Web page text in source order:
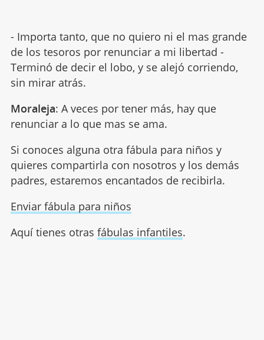
- Importa tanto, que no quiero ni el mas grande
de los tesoros por renunciar a mi libertad -
Terminó de decir el lobo, y se alejó corriendo,
sin mirar atrás.
Moraleja: A veces por tener más, hay que
renunciar a lo que mas se ama.
Si conoces alguna otra fábula para niños y
quieres compartirla con nosotros y los demás
padres, estaremos encantados de recibirla.
Enviar fábula para niños
Aquí tienes otras fábulas infantiles.